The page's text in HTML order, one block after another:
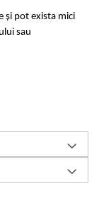
și pot exista mici
sau